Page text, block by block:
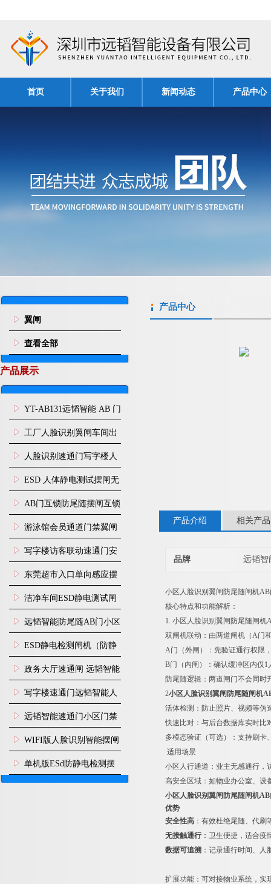
首页 关于我们 新闻动态 产品中心
翼闸
查看全部
产品展示
YT-AB131远韬智能 AB 门
闸机双通道互锁防尾随闸
机
工厂人脸识别翼闸车间出
入口人行通道门禁
人脸识别速通门写字楼人
行通道闸门禁设备
ESD 人体静电测试摆闸无
尘车间防静电闸机
AB门互锁防尾随摆闸互锁
闸机
游泳馆会员通道门禁翼闸
写字楼访客联动速通门安
装
东莞超市入口单向感应摆
闸安装
洁净车间ESD静电测试闸
机
远韬智能防尾随AB门小区
门禁闸机安装
​ESD静电检测闸机（防静
电门禁通道系统）
政务大厅速通闸 远韬智能
防尾随静音速通门
写字楼速通门远韬智能人
脸识别快速通道闸
远韬智能速通门小区门禁
闸机食堂消费摆闸
WIFI版人脸识别智能摆闸
机
单机版ESd防静电检测摆
闸机
产品中心
产品介绍 相关产品
品牌 远韬智
小区人脸识别翼闸防尾随闸机
核心特点和功能解析：
1. 小区人脸识别翼闸防尾随闸
双闸机联动：由两道闸机（A门
A门（外闸）：先验证通行权限
B门（内闸）：确认缓冲区内仅
防尾随逻辑：两道闸门不会同时
2小区人脸识别翼闸防尾随闸机
活体检测：防止照片、视频等伪
快速比对：与后台数据库实时比
多模态验证（可选）：支持刷卡
适用场景
小区人行通道：业主无感通行，
高安全区域：如物业办公室、设
小区人脸识别翼闸防尾随闸机
优势
安全性高 ：有效杜绝尾随、代刷
无接触通行：卫生便捷，适合疫
数据可追溯 ：记录通行时间、人
扩展功能：可对接物业系统，实